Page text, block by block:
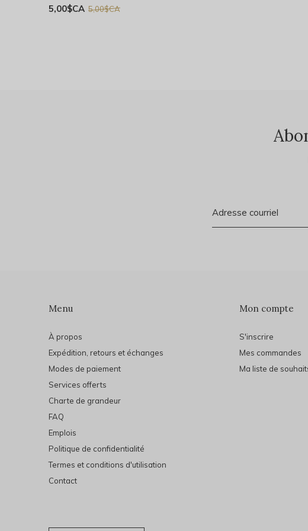
5,00$CA 5,00$CA
Menu
À propos
Expédition, retours et échanges
Modes de paiement
Services offerts
Charte de grandeur
FAQ
Emplois
Politique de confidentialité
Termes et conditions d'utilisation
Contact
Mon compte
S'inscrire
Mes commandes
Ma liste de